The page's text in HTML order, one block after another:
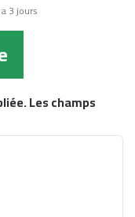
3 jours
Les champs